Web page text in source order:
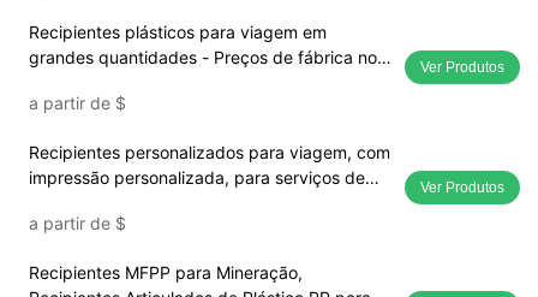
Recipientes plásticos para viagem em
grandes quantidades - Preços de fábrica no
a partir de $
Ver Produtos
Recipientes personalizados para viagem, com
impressão personalizada, para serviços de
a partir de $
Ver Produtos
Recipientes MFPP para Mineração,